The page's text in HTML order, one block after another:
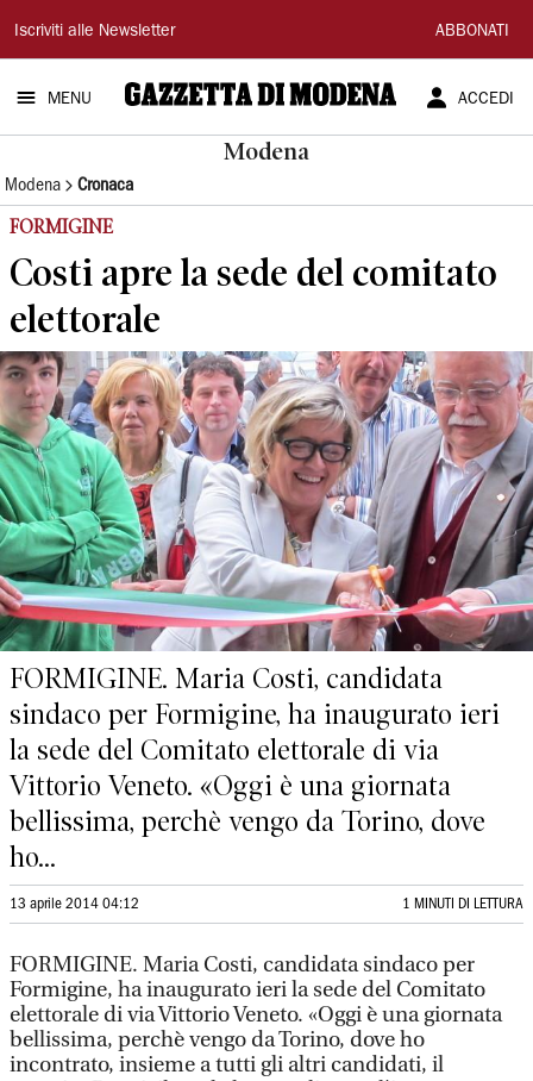
Gazzetta
di
Modena
Iscriviti alle Newsletter ABBONATI
MENU ACCEDI
Modena
Modena Cronaca
FORMIGINE
Costi apre la sede del comitato
elettorale
FORMIGINE. Maria Costi, candidata
sindaco per Formigine, ha inaugurato ieri
la sede del Comitato elettorale di via
Vittorio Veneto. «Oggi è una giornata
bellissima, perchè vengo da Torino, dove
ho...
13 aprile 2014 04:12 1 MINUTI DI LETTURA
FORMIGINE. Maria Costi, candidata sindaco per
Formigine, ha inaugurato ieri la sede del Comitato
elettorale di via Vittorio Veneto. «Oggi è una giornata
bellissima, perchè vengo da Torino, dove ho
incontrato, insieme a tutti gli altri candidati, il